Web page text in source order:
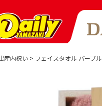
産内祝い フェイスタオル パープル